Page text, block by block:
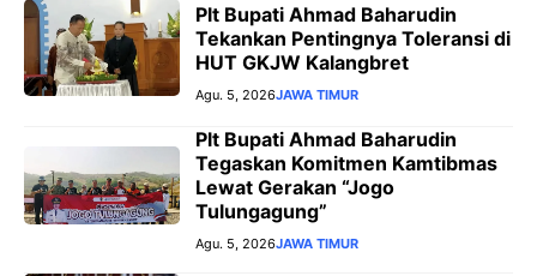
Plt Bupati Ahmad Baharudin
Tekankan Pentingnya Toleransi di
HUT GKJW Kalangbret
Agu. 5, 2026JAWA TIMUR
Plt Bupati Ahmad Baharudin
Tegaskan Komitmen Kamtibmas
Lewat Gerakan “Jogo
Tulungagung”
Agu. 5, 2026JAWA TIMUR